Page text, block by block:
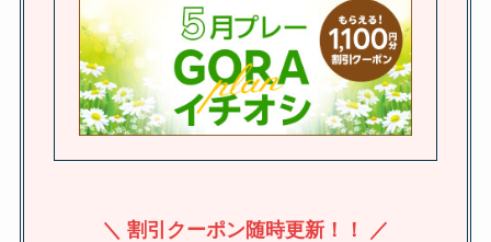
＼ 割引クーポン随時更新！！ ／